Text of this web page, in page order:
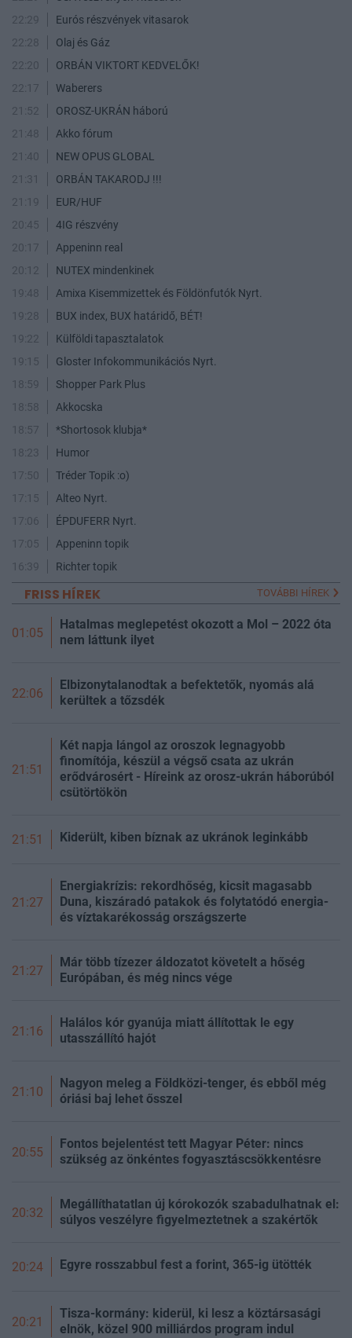
22:29
Eurós részvények vitasarok
22:28
Olaj és Gáz
22:20
ORBÁN VIKTORT KEDVELŐK!
22:17
Waberers
21:52
OROSZ-UKRÁN háború
21:48
Akko fórum
21:40
NEW OPUS GLOBAL
21:31
ORBÁN TAKARODJ !!!
21:19
EUR/HUF
20:45
4IG részvény
20:17
Appeninn real
20:12
NUTEX mindenkinek
19:48
Amixa Kisemmizettek és Földönfutók Nyrt.
19:28
BUX index, BUX határidő, BÉT!
19:22
Külföldi tapasztalatok
19:15
Gloster Infokommunikációs Nyrt.
18:59
Shopper Park Plus
18:58
Akkocska
18:57
*Shortosok klubja*
18:23
Humor
17:50
Tréder Topik :o)
17:15
Alteo Nyrt.
17:06
ÉPDUFERR Nyrt.
17:05
Appeninn topik
16:39
Richter topik
FRISS HÍREK TOVÁBBI HÍREK
01:05
Hatalmas meglepetést okozott a Mol – 2022 óta
nem láttunk ilyet
22:06
Elbizonytalanodtak a befektetők, nyomás alá
kerültek a tőzsdék
21:51
Két napja lángol az oroszok legnagyobb
finomítója, készül a végső csata az ukrán
erődvárosért - Híreink az orosz-ukrán háborúból
csütörtökön
21:51 Kiderült, kiben bíznak az ukránok leginkább
21:27
Energiakrízis: rekordhőség, kicsit magasabb
Duna, kiszáradó patakok és folytatódó energia-
és víztakarékosság országszerte
21:27
Már több tízezer áldozatot követelt a hőség
Európában, és még nincs vége
21:16
Halálos kór gyanúja miatt állítottak le egy
utasszállító hajót
21:10
Nagyon meleg a Földközi-tenger, és ebből még
óriási baj lehet ősszel
20:55
Fontos bejelentést tett Magyar Péter: nincs
szükség az önkéntes fogyasztáscsökkentésre
20:32
Megállíthatatlan új kórokozók szabadulhatnak el:
súlyos veszélyre figyelmeztetnek a szakértők
20:24 Egyre rosszabbul fest a forint, 365-ig ütötték
20:21
Tisza-kormány: kiderül, ki lesz a köztársasági
elnök, közel 900 milliárdos program indul